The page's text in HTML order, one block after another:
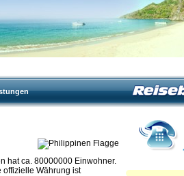
hat ca. 80000000 Einwohner.
offizielle Währung ist